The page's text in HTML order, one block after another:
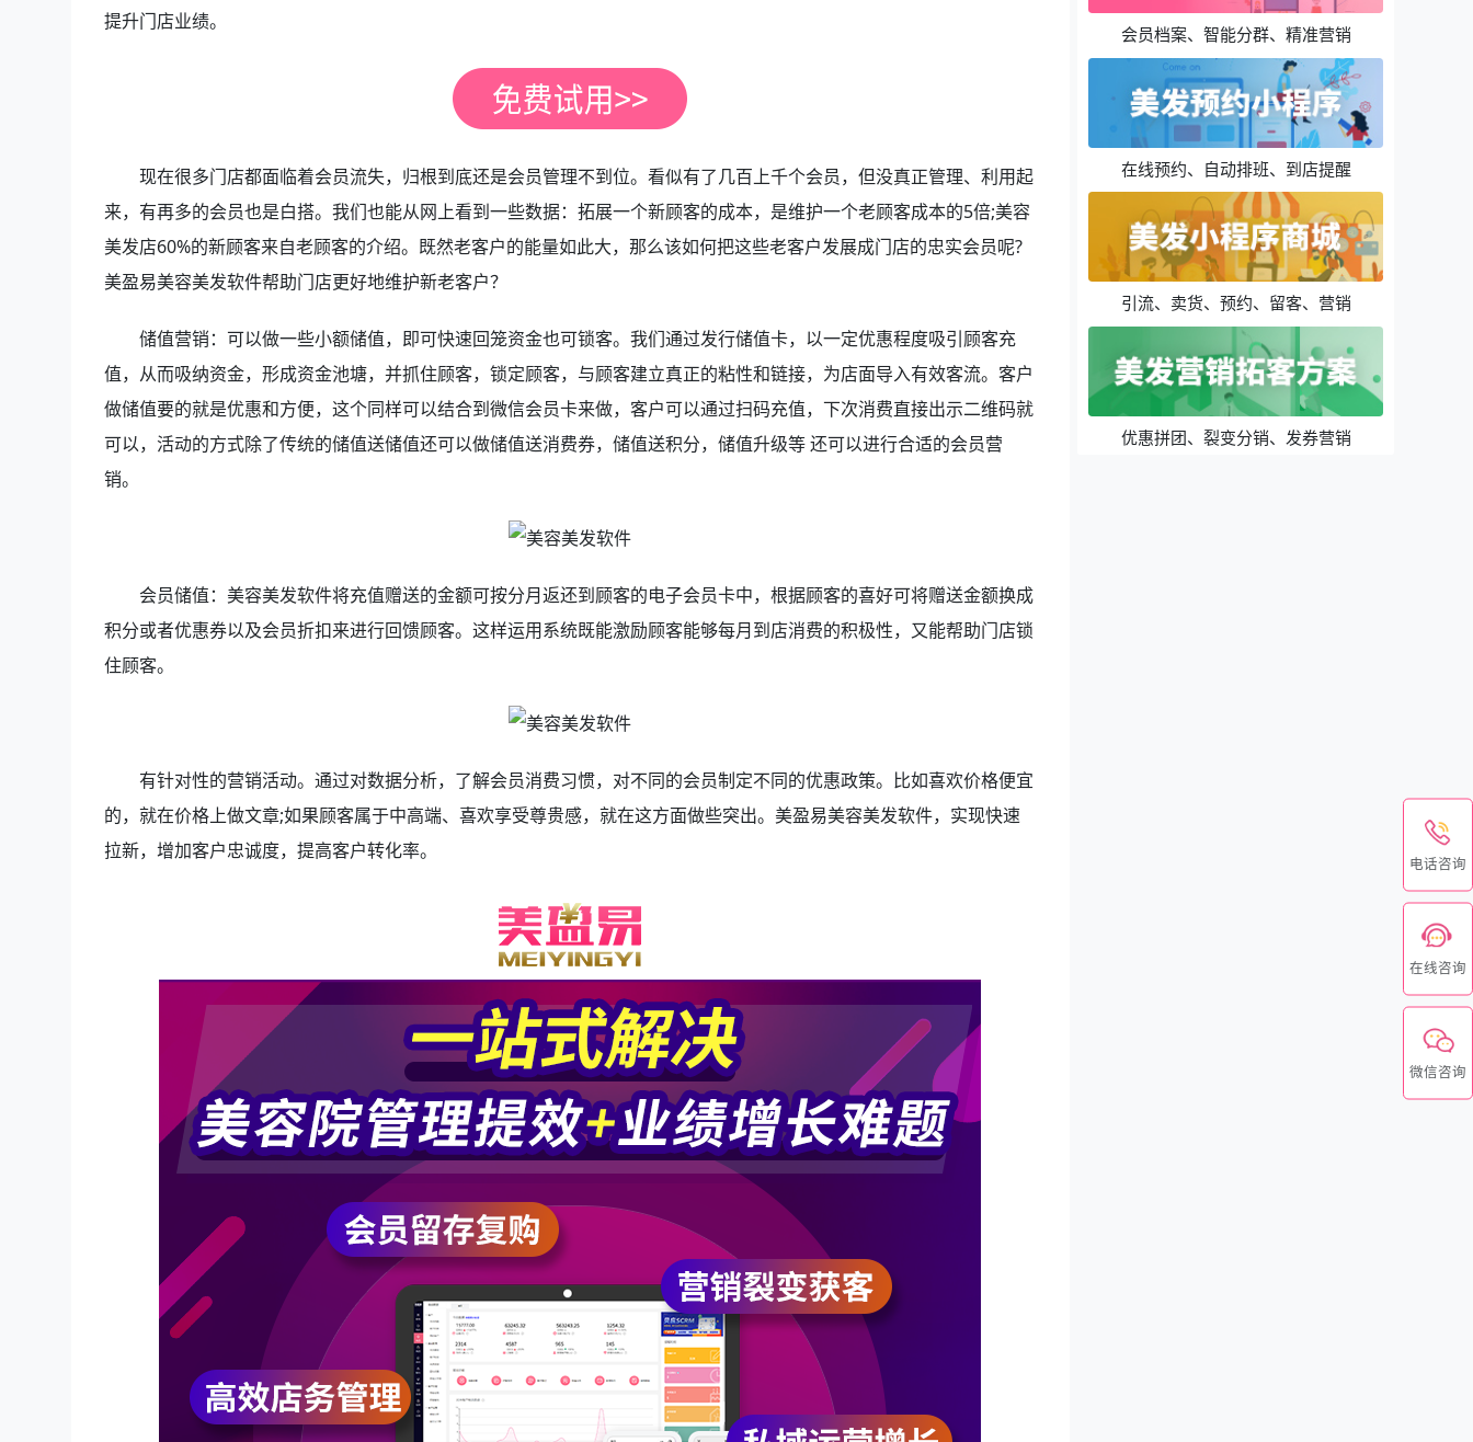
提升门店业绩。
现在很多门店都面临着会员流失，归根到底还是会员管理不到位。看似有了几百上千个会员，但没真正管理、利用起
来，有再多的会员也是白搭。我们也能从网上看到一些数据：拓展一个新顾客的成本，是维护一个老顾客成本的5倍;美容
美发店60%的新顾客来自老顾客的介绍。既然老客户的能量如此大，那么该如何把这些老客户发展成门店的忠实会员呢?
美盈易美容美发软件帮助门店更好地维护新老客户？
储值营销：可以做一些小额储值，即可快速回笼资金也可锁客。我们通过发行储值卡，以一定优惠程度吸引顾客充
值，从而吸纳资金，形成资金池塘，并抓住顾客，锁定顾客，与顾客建立真正的粘性和链接，为店面导入有效客流。客户
做储值要的就是优惠和方便，这个同样可以结合到微信会员卡来做，客户可以通过扫码充值，下次消费直接出示二维码就
可以，活动的方式除了传统的储值送储值还可以做储值送消费券，储值送积分，储值升级等 还可以进行合适的会员营
销。
会员储值：美容美发软件将充值赠送的金额可按分月返还到顾客的电子会员卡中，根据顾客的喜好可将赠送金额换成
积分或者优惠券以及会员折扣来进行回馈顾客。这样运用系统既能激励顾客能够每月到店消费的积极性，又能帮助门店锁
住顾客。
有针对性的营销活动。通过对数据分析，了解会员消费习惯，对不同的会员制定不同的优惠政策。比如喜欢价格便宜
的，就在价格上做文章;如果顾客属于中高端、喜欢享受尊贵感，就在这方面做些突出。美盈易美容美发软件，实现快速
拉新，增加客户忠诚度，提高客户转化率。
会员档案、智能分群、精准营销
在线预约、自动排班、到店提醒
引流、卖货、预约、留客、营销
优惠拼团、裂变分销、发券营销
电话咨询
在线咨询
微信咨询